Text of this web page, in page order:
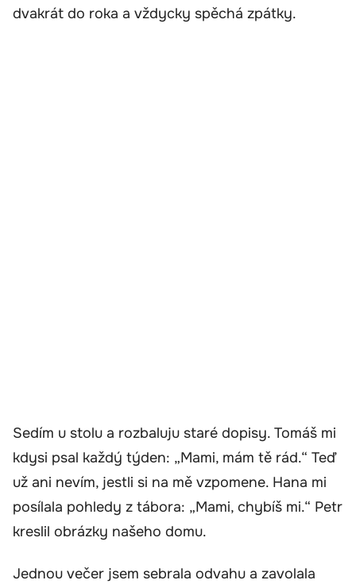
dvakrát do roka a vždycky spěchá zpátky.
Sedím u stolu a rozbaluju staré dopisy. Tomáš mi
kdysi psal každý týden: „Mami, mám tě rád.“ Teď
už ani nevím, jestli si na mě vzpomene. Hana mi
posílala pohledy z tábora: „Mami, chybíš mi.“ Petr
kreslil obrázky našeho domu.
Jednou večer jsem sebrala odvahu a zavolala